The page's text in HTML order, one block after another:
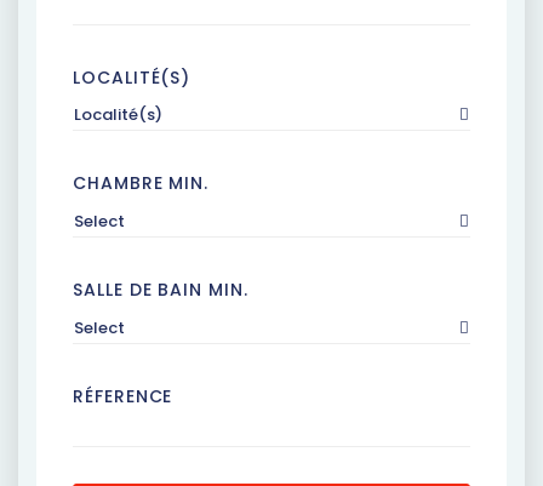
LOCALITÉ(S)
Localité(s)
CHAMBRE MIN.
Select
SALLE DE BAIN MIN.
Select
RÉFERENCE